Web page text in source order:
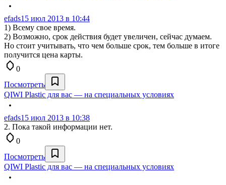
efads15 июл 2013 в 10:44
1) Всему свое время.
2) Возможно, срок действия будет увеличен, сейчас думаем.
Но стоит учитывать, что чем больше срок, тем больше в итоге
получится цена карты.
0
Посмотреть
QIWI Plastic для вас — на специальных условиях
efads15 июл 2013 в 10:38
2. Пока такой информации нет.
0
Посмотреть
QIWI Plastic для вас — на специальных условиях